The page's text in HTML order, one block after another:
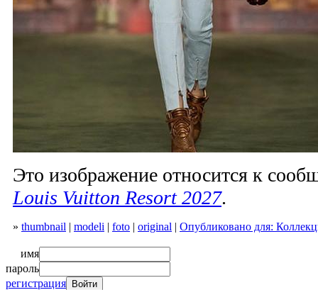
Это изображение относится к
Louis Vuitton Resort 2027.
» thumbnail | modeli | foto | original | Опубликовано для:
имя
пароль
регистрация